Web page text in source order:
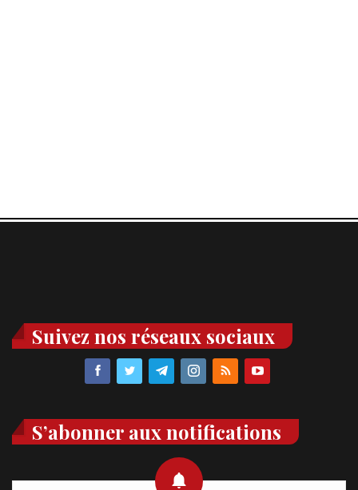
Suivez nos réseaux sociaux
S’abonner aux notifications